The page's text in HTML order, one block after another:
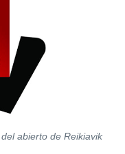
abierto de Reikiavik